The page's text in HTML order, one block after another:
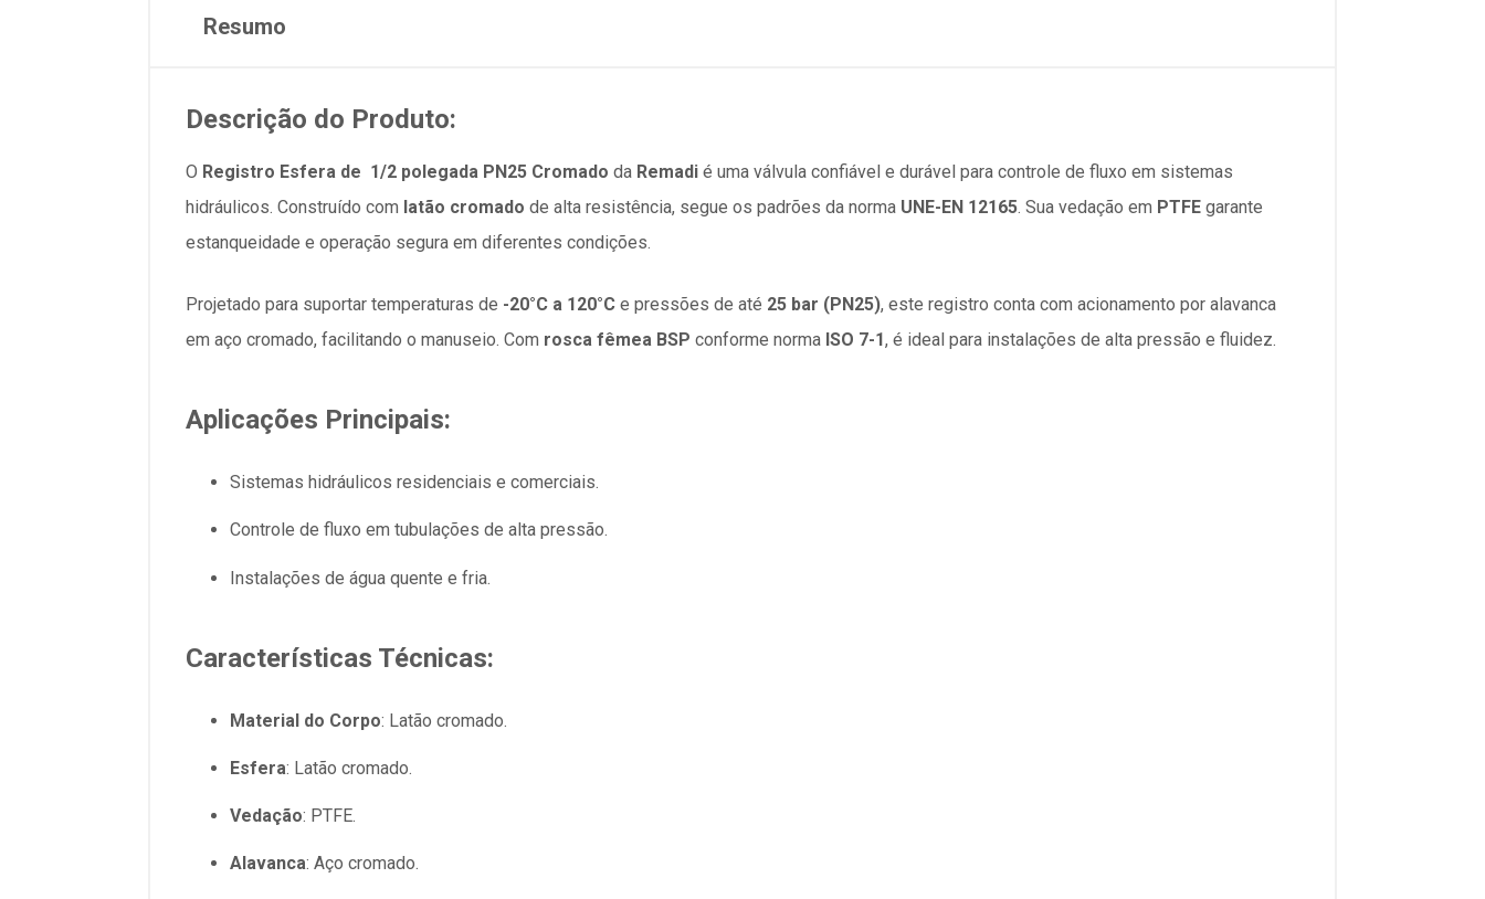
Resumo
Descrição do Produto:
O Registro Esfera de 1/2 polegada PN25 Cromado da Remadi é uma válvula confiável e durável para controle de fluxo em sistemas
hidráulicos. Construído com latão cromado de alta resistência, segue os padrões da norma UNE-EN 12165. Sua vedação em PTFE garante
estanqueidade e operação segura em diferentes condições.
Projetado para suportar temperaturas de -20°C a 120°C e pressões de até 25 bar (PN25), este registro conta com acionamento por alavanca
em aço cromado, facilitando o manuseio. Com rosca fêmea BSP conforme norma ISO 7-1, é ideal para instalações de alta pressão e fluidez.
Aplicações Principais:
Sistemas hidráulicos residenciais e comerciais.
Controle de fluxo em tubulações de alta pressão.
Instalações de água quente e fria.
Características Técnicas:
Material do Corpo: Latão cromado.
Esfera: Latão cromado.
Vedação: PTFE.
Alavanca: Aço cromado.